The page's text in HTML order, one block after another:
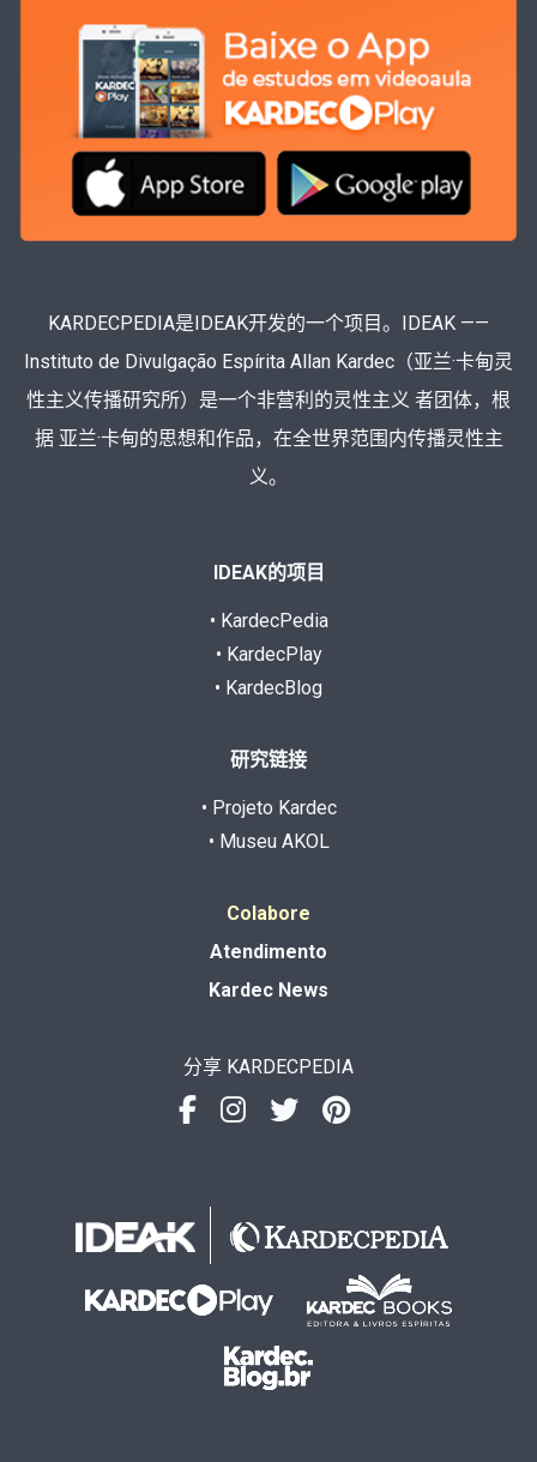
KARDECPEDIA是IDEAK开发的一个项目。IDEAK ——
Instituto de Divulgação Espírita Allan Kardec（亚兰·卡甸灵
性主义传播研究所）是一个非营利的灵性主义 者团体，根
据 亚兰·卡甸的思想和作品，在全世界范围内传播灵性主
义。
IDEAK的项目
• KardecPedia
• KardecPlay
• KardecBlog
研究链接
• Projeto Kardec
• Museu AKOL
Colabore
Atendimento
Kardec News
分享 KARDECPEDIA